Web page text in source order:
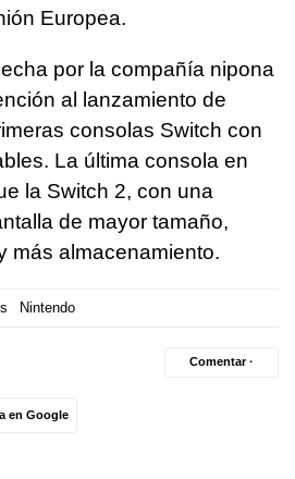
Europea.
por la compañía nipona
al lanzamiento de
consolas Switch con
La última consola en
la Switch 2, con una
de mayor tamaño,
más almacenamiento.
Nintendo
en Google
Comentar ·